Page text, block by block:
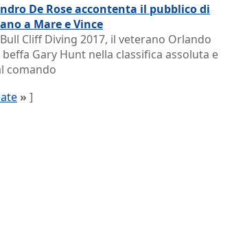
De Rose accontenta il pubblico di
a Mare e Vince
Cliff Diving 2017, il veterano Orlando
Gary Hunt nella classifica assoluta e
comando
» ]